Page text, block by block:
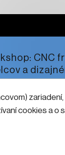
cookies a o
CNC
a
Čítať